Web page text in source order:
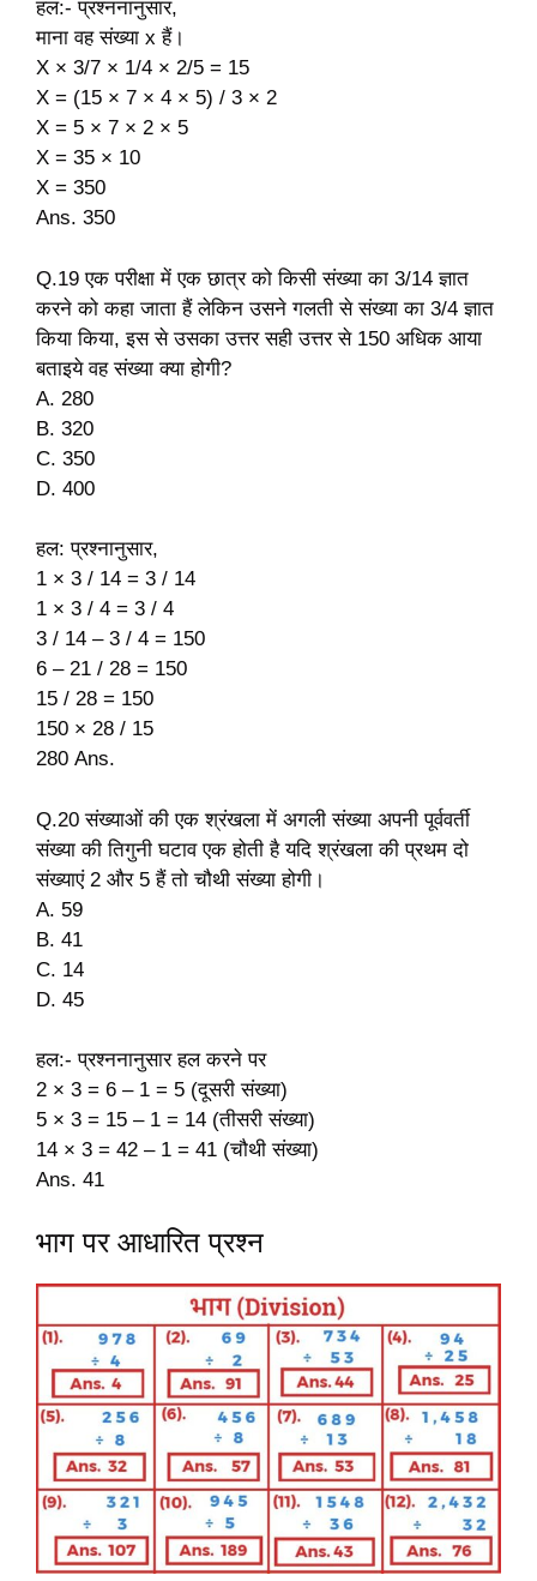
हल:- प्रश्ननानुसार,
माना वह संख्या x हैं।
X × 3/7 × 1/4 × 2/5 = 15
X = (15 × 7 × 4 × 5) / 3 × 2
X = 5 × 7 × 2 × 5
X = 35 × 10
X = 350
Ans. 350
Q.19 एक परीक्षा में एक छात्र को किसी संख्या का 3/14 ज्ञात
करने को कहा जाता हैं लेकिन उसने गलती से संख्या का 3/4 ज्ञात
किया किया, इस से उसका उत्तर सही उत्तर से 150 अधिक आया
बताइये वह संख्या क्या होगी?
A. 280
B. 320
C. 350
D. 400
हल: प्रश्नानुसार,
1 × 3 / 14 = 3 / 14
1 × 3 / 4 = 3 / 4
3 / 14 – 3 / 4 = 150
6 – 21 / 28 = 150
15 / 28 = 150
150 × 28 / 15
280 Ans.
Q.20 संख्याओं की एक श्रंखला में अगली संख्या अपनी पूर्ववर्ती
संख्या की तिगुनी घटाव एक होती है यदि श्रंखला की प्रथम दो
संख्याएं 2 और 5 हैं तो चौथी संख्या होगी।
A. 59
B. 41
C. 14
D. 45
हल:- प्रश्ननानुसार हल करने पर
2 × 3 = 6 – 1 = 5 (दूसरी संख्या)
5 × 3 = 15 – 1 = 14 (तीसरी संख्या)
14 × 3 = 42 – 1 = 41 (चौथी संख्या)
Ans. 41
भाग पर आधारित प्रश्न